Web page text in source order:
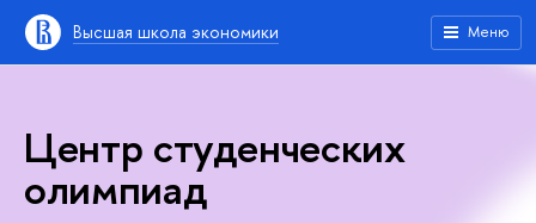
Высшая школа экономики Меню
Центр студенческих
олимпиад